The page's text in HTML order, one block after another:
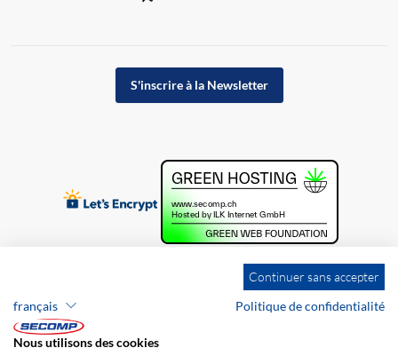
S'inscrire à la Newsletter
Continuer sans accepter
français
Politique de confidentialité
Nous utilisons des cookies